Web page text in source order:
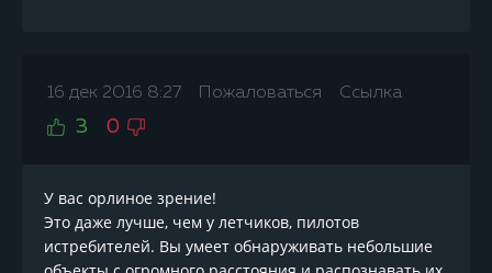
16 дек 2016 8:27 Пожаловаться Ссылка
3 0
У вас орлиное зрение!
Это даже лучше, чем у летчиков, пилотов
истребителей. Вы умеет обнаруживать небольшие